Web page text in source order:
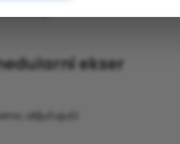
ekser
uključujući: